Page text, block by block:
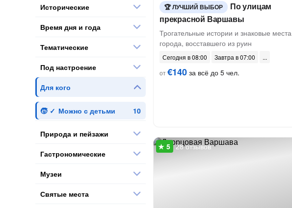
ЛУЧШИЙ ВЫБОР
По улицам
прекрасной Варшавы
Трогательные истории и знаковые места
города, восставшего из руин
Сегодня в 08:00
Завтра в 07:00
от€140 за всё до 5 чел.
28 отзывов
Исторические
Время дня и года
Тематические
Под настроение
Для кого
Можно с детьми
Природа и пейзажи
Гастрономические
Музеи
Святые места